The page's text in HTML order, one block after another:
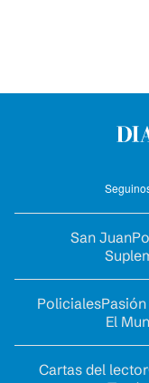
San Juan
Policiales
El
Cartas del lector